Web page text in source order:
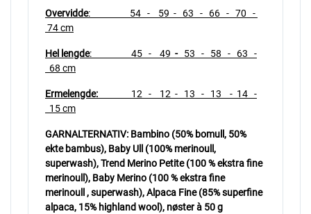
Overvidde: 54 - 59 - 63 - 66 - 70 -
74 cm
Hel lengde: 45 - 49 - 53 - 58 - 63 -
68 cm
Ermelengde: 12 - 12 - 13 - 13 - 14 -
15 cm
GARNALTERNATIV: Bambino (50% bomull, 50%
ekte bambus), Baby Ull (100% merinoull,
superwash), Trend Merino Petite (100 % ekstra fine
merinoull), Baby Merino (100 % ekstra fine
merinoull , superwash), Alpaca Fine (85% superfine
alpaca, 15% highland wool), nøster à 50 g